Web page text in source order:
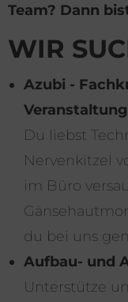
Team? Dann
WIR
Azubi -
Du liebst
Nervenkitzel
im Büro
du bei uns
Aufbau- und
Unterstütze